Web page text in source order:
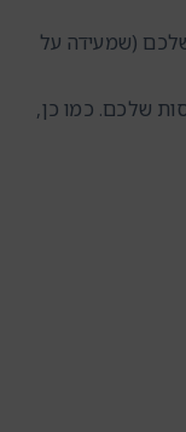
(שמעידה על
שלכם. כמו כן,